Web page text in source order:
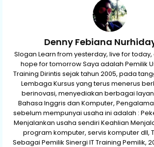
Denny Febiana
Slogan Learn from yesterday, live for
hope for tomorrow Saya adalah Pemilik
Training Dirintis sejak tahun 2005, pada
Lembaga Kursus yang terus menerus
berinovasi, menyediakan berbagai
Bahasa Inggris dan Komputer,
sebelum mempunyai usaha ini adalah :
Menjalankan usaha sendiri Keahlian
program komputer, servis komputer dll,
Sebagai Pemilik Sinergi IT Training Pemilik,